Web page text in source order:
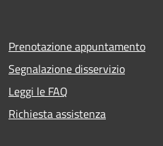
Prenotazione appuntamento
Segnalazione disservizio
Leggi le FAQ
Richiesta assistenza